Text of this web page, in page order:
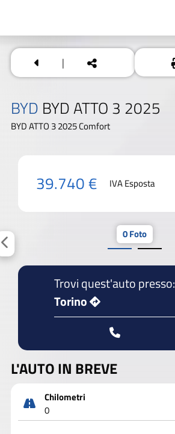
|
BYD BYD ATTO 3 2025
BYD ATTO 3 2025 Comfort
39.740 € IVA Esposta
0 Foto
Trovi quest'auto presso:
Torino
L'AUTO IN BREVE
Chilometri
0